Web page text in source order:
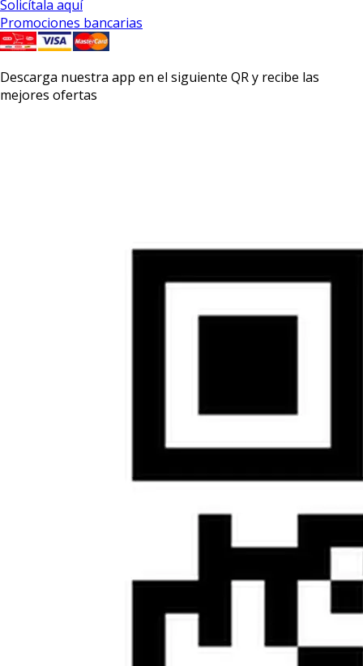
Solicítala aquí
Promociones bancarias
Descarga nuestra app en el siguiente QR y recibe las
mejores ofertas